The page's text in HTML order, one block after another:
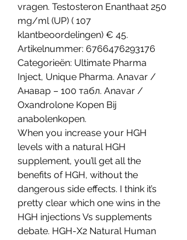
vragen. Testosteron Enanthaat 250
mg/ml (UP) ( 107
klantbeoordelingen) € 45.
Artikelnummer: 6766476293176
Categorieën: Ultimate Pharma
Inject, Unique Pharma. Anavar /
Анавар – 100 табл. Anavar /
Oxandrolone Kopen Bij
anabolenkopen.
When you increase your HGH
levels with a natural HGH
supplement, you’ll get all the
benefits of HGH, without the
dangerous side effects. I think it’s
pretty clear which one wins in the
HGH injections Vs supplements
debate. HGH-X2 Natural Human